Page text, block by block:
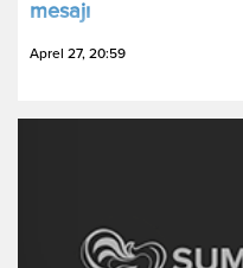
mesajı
Aprel 27, 20:59